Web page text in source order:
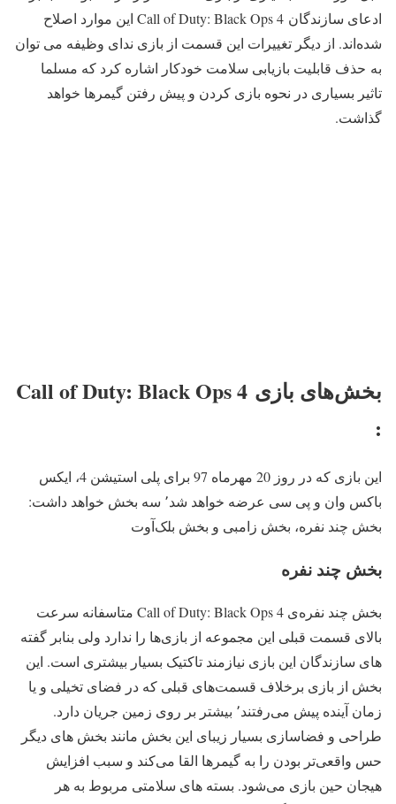
ادعای سازندگان Call of Duty: Black Ops 4 این موارد اصلاح
شده‌اند. از دیگر تغییرات این قسمت از بازی ندای وظیفه می توان
به حذف قابلیت بازیابی سلامت خودکار اشاره کرد که مسلما
تاثیر بسیاری در نحوه بازی کردن و پیش رفتن گیمرها خواهد
گذاشت.
بخش‌های بازی Call of Duty: Black Ops 4
:
این بازی که در روز 20 مهرماه 97 برای پلی استیشن 4، ایکس
باکس وان و پی سی عرضه خواهد شد٬ سه بخش خواهد داشت:
بخش چند نفره، بخش زامبی و بخش بلک‌آوت
بخش چند نفره
بخش چند نفره‌ی Call of Duty: Black Ops 4 متاسفانه سرعت
بالای قسمت قبلی این مجموعه از بازی‌ها را ندارد ولی بنابر گفته
‌های سازندگان این بازی نیازمند تاکتیک بسیار بیشتری است. این
بخش از بازی برخلاف قسمت‌های قبلی که در فضای تخیلی و یا
زمان آینده پیش می‌رفتند٬ بیشتر بر روی زمین جریان دارد.
طراحی و فضاسازی بسیار زیبای این بخش مانند بخش های دیگر
حس واقعی‌تر بودن را به گیمر‌ها القا می‌کند و سبب افزایش
هیجان حین بازی می‌شود. بسته های سلامتی مربوط به هر